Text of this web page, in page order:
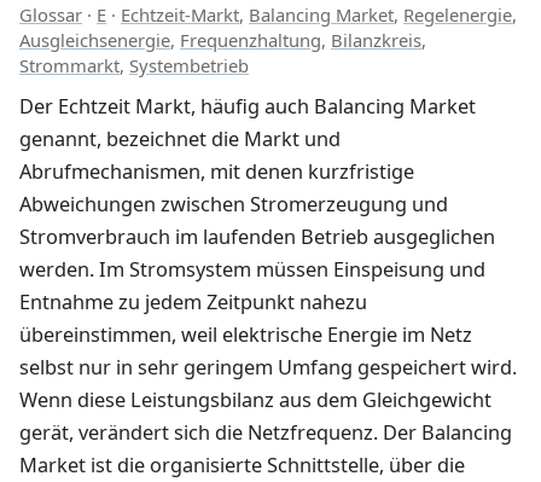
Glossar · E · Echtzeit-Markt, Balancing Market, Regelenergie,
Ausgleichsenergie, Frequenzhaltung, Bilanzkreis,
Strommarkt, Systembetrieb
Der Echtzeit Markt, häufig auch Balancing Market
genannt, bezeichnet die Markt und
Abrufmechanismen, mit denen kurzfristige
Abweichungen zwischen Stromerzeugung und
Stromverbrauch im laufenden Betrieb ausgeglichen
werden. Im Stromsystem müssen Einspeisung und
Entnahme zu jedem Zeitpunkt nahezu
übereinstimmen, weil elektrische Energie im Netz
selbst nur in sehr geringem Umfang gespeichert wird.
Wenn diese Leistungsbilanz aus dem Gleichgewicht
gerät, verändert sich die Netzfrequenz. Der Balancing
Market ist die organisierte Schnittstelle, über die